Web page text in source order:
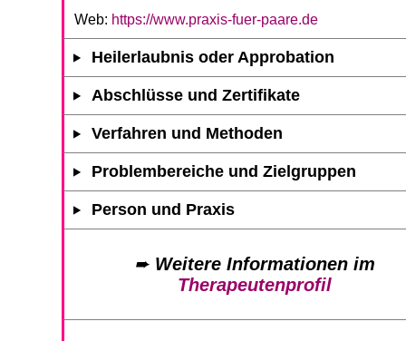
Web: https://www.praxis-fuer-paare.de
Heilerlaubnis oder Approbation
Abschlüsse und Zertifikate
Verfahren und Methoden
Problembereiche und Zielgruppen
Person und Praxis
➨ Weitere Informationen im
Therapeutenprofil